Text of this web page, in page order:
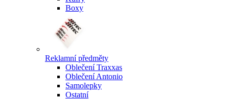
Boxy
Reklamní předměty
Oblečení Traxxas
Oblečení Antonio
Samolepky
Ostatní